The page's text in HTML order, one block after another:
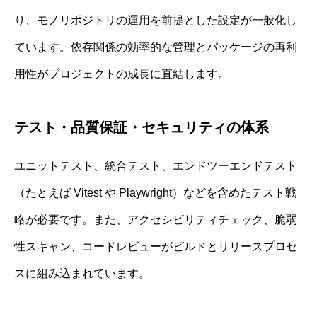
り、モノリポジトリの運用を前提とした設定が一般化し
ています。依存関係の効率的な管理とパッケージの再利
用性がプロジェクトの成長に直結します。
テスト・品質保証・セキュリティの体系
ユニットテスト、統合テスト、エンドツーエンドテスト
（たとえば Vitest や Playwright）などを含めたテスト戦
略が必要です。また、アクセシビリティチェック、脆弱
性スキャン、コードレビューがビルドとリリースプロセ
スに組み込まれています。